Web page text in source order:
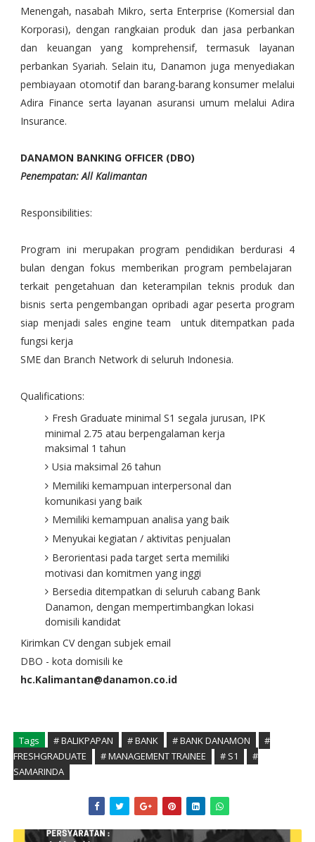
Menengah, nasabah Mikro, serta Enterprise (Komersial dan
Korporasi), dengan rangkaian produk dan jasa perbankan
dan keuangan yang komprehensif, termasuk layanan
perbankan Syariah. Selain itu, Danamon juga menyediakan
pembiayaan otomotif dan barang-barang konsumer melalui
Adira Finance serta layanan asuransi umum melalui Adira
Insurance.
DANAMON BANKING OFFICER (DBO)
Penempatan: All Kalimantan
Responsibilities:
Program ini merupakan program pendidikan berdurasi 4
bulan dengan fokus memberikan program pembelajaran
terkait pengetahuan dan keterampilan teknis produk dan
bisnis serta pengembangan opribadi agar peserta program
siap menjadi sales engine team untuk ditempatkan pada
fungsi kerja
SME dan Branch Network di seluruh Indonesia.
Qualifications:
Fresh Graduate minimal S1 segala jurusan, IPK
minimal 2.75 atau berpengalaman kerja
maksimal 1 tahun
Usia maksimal 26 tahun
Memiliki kemampuan interpersonal dan
komunikasi yang baik
Memiliki kemampuan analisa yang baik
Menyukai kegiatan / aktivitas penjualan
Berorientasi pada target serta memiliki
motivasi dan komitmen yang inggi
Bersedia ditempatkan di seluruh cabang Bank
Danamon, dengan mempertimbangkan lokasi
domisili kandidat
Kirimkan CV dengan subjek email
DBO - kota domisili ke
hc.Kalimantan@danamon.co.id
Tags # BALIKPAPAN # BANK # BANK DANAMON
#
FRESHGRADUATE
# MANAGEMENT TRAINEE # S1
#
SAMARINDA